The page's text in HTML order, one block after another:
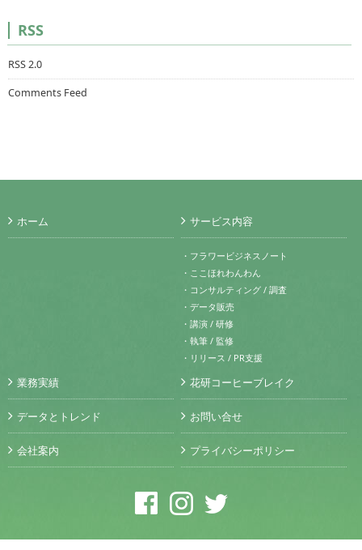
RSS
RSS 2.0
Comments Feed
ホーム サービス内容
・フラワービジネスノート
・ここほれわんわん
・コンサルティング / 調査
・データ販売
・講演 / 研修
・執筆 / 監修
・リリース / PR支援
業務実績
データとトレンド
会社案内
花研コーヒーブレイク
お問い合せ
プライバシーポリシー